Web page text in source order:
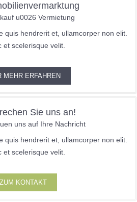
u0026 Vermietung
quis hendrerit et, ullamcorper non elit.
et scelerisque velit.
MEHR ERFAHREN
Sie uns an!
uns auf Ihre Nachricht
quis hendrerit et, ullamcorper non elit.
et scelerisque velit.
ZUM KONTAKT